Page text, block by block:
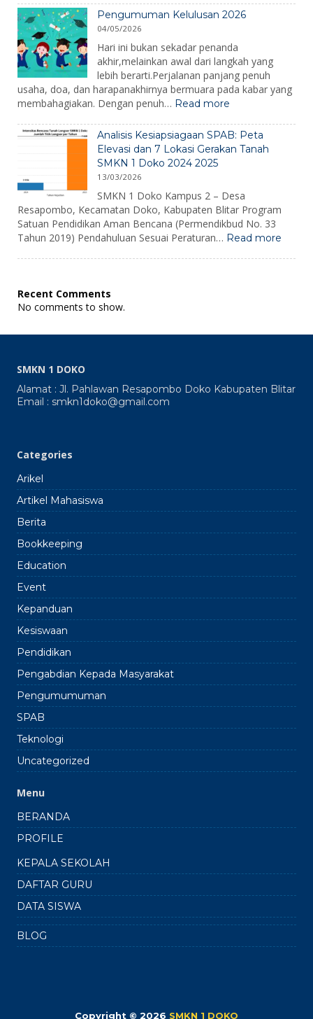
SMKN
1
Doko
2026
Pengumuman Kelulusan 2026
04/05/2026
Hari ini bukan sekadar penanda
akhir,melainkan awal dari langkah yang
lebih berarti.Perjalanan panjang penuh
usaha, doa, dan harapanakhirnya bermuara pada kabar yang
membahagiakan. Dengan penuh… Read more
Kelulusan
2026
Analisis Kesiapsiagaan SPAB: Peta
Elevasi dan 7 Lokasi Gerakan Tanah
SMKN 1 Doko 2024 2025
13/03/2026
SMKN 1 Doko Kampus 2 – Desa
Resapombo, Kecamatan Doko, Kabupaten Blitar Program
Satuan Pendidikan Aman Bencana (Permendikbud No. 33
Tahun 2019) Pendahuluan Sesuai Peraturan… Read more
Lokasi
1
Recent Comments
No comments to show.
SMKN 1 DOKO
Alamat : Jl. Pahlawan Resapombo Doko Kabupaten Blitar
Email : smkn1doko@gmail.com
Categories
Arikel
Artikel Mahasiswa
Berita
Bookkeeping
Education
Event
Kepanduan
Kesiswaan
Pendidikan
Pengabdian Kepada Masyarakat
Pengumumuman
SPAB
Teknologi
Uncategorized
Menu
BERANDA
PROFILE
KEPALA SEKOLAH
DAFTAR GURU
DATA SISWA
BLOG
Copyright © 2026 SMKN 1 DOKO